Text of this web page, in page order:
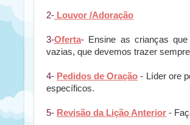
2- Louvor /Adoração
3-Oferta- Ensine as crianças
vazias, que devemos trazer
4- Pedidos de Oração - Líder ore
específicos.
5- Revisão da Lição Anterior -